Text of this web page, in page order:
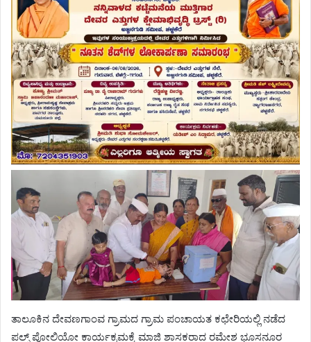
ತಾಲೂಕಿನ ದೇವಣಗಾಂವ ಗ್ರಾಮದ ಗ್ರಾಮ ಪಂಚಾಯತ ಕಛೇರಿಯಲ್ಲಿ ನಡೆದ
ಪಲ್ಸ್ ಪೋಲಿಯೋ ಕಾರ್ಯಕ್ರಮಕ್ಕೆ ಮಾಜಿ ಶಾಸಕರಾದ ರಮೇಶ ಭೂಸನೂರ